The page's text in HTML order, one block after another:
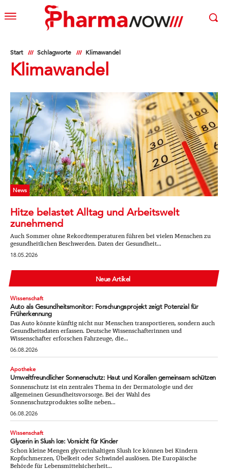
Start Schlagworte Klimawandel
Klimawandel
News
Hitze belastet Alltag und Arbeitswelt
zunehmend
Auch Sommer ohne Rekordtemperaturen führen bei vielen Menschen zu
gesundheitlichen Beschwerden. Daten der Gesundheit...
18.05.2026
Neue Artikel
Wissenschaft
Auto als Gesundheitsmonitor: Forschungsprojekt zeigt Potenzial für
Früherkennung
Das Auto könnte künftig nicht nur Menschen transportieren, sondern auch
Gesundheitsdaten erfassen. Deutsche Wissenschafterinnen und
Wissenschafter erforschen Fahrzeuge, die...
06.08.2026
Apotheke
Umweltfreundlicher Sonnenschutz: Haut und Korallen gemeinsam schützen
Sonnenschutz ist ein zentrales Thema in der Dermatologie und der
allgemeinen Gesundheitsvorsorge. Bei der Wahl des
Sonnenschutzproduktes sollte neben...
06.08.2026
Wissenschaft
Glycerin in Slush Ice: Vorsicht für Kinder
Schon kleine Mengen glycerinhaltigen Slush Ice können bei Kindern
Kopfschmerzen, Übelkeit oder Schwindel auslösen. Die Europäische
Behörde für Lebensmittelsicherheit...